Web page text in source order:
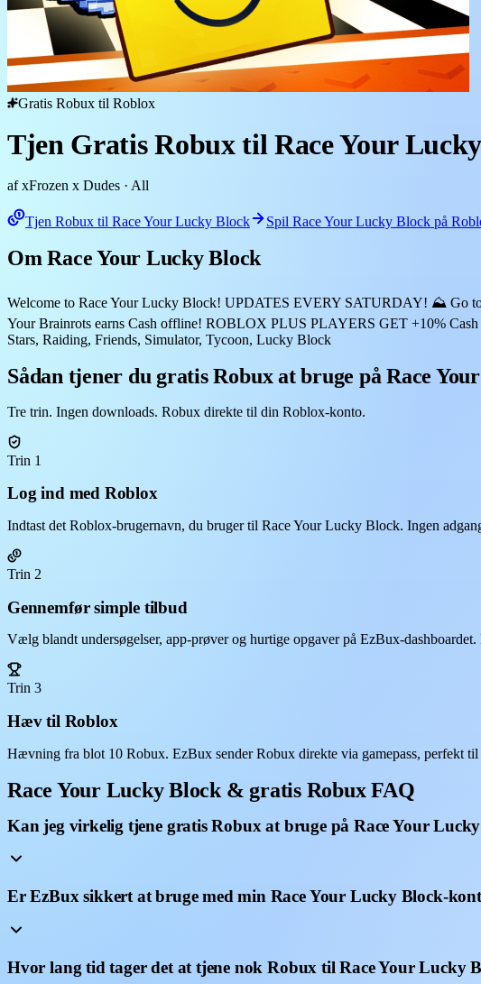
Gratis Robux til Roblox
Tjen Gratis Robux til Race Your
af xFrozen x Dudes · All
Tjen Robux til Race Your Lucky Block Spil Race Your Lucky Block på
Om Race Your Lucky Block
Welcome to Race Your Lucky Block! UPDATES EVERY SATURDAY! ⛰️ Go
Your Brainrots earns Cash offline! ROBLOX PLUS PLAYERS GET +10% Cash
Stars, Raiding, Friends, Simulator, Tycoon, Lucky Block
Sådan tjener du gratis Robux at bruge på Race
Tre trin. Ingen downloads. Robux direkte til din Roblox-konto.
Trin 1
Log ind med Roblox
Indtast det Roblox-brugernavn, du bruger til Race Your Lucky Block. Ingen
Trin 2
Gennemfør simple tilbud
Vælg blandt undersøgelser, app-prøver og hurtige opgaver på EzBux-dashboardet.
Trin 3
Hæv til Roblox
Hævning fra blot 10 Robux. EzBux sender Robux direkte via gamepass, perfekt
Race Your Lucky Block & gratis Robux FAQ
Kan jeg virkelig tjene gratis Robux at bruge på Race Your
Er EzBux sikkert at bruge med min Race Your Lucky Block-
Hvor lang tid tager det at tjene nok Robux til Race Your Lucky